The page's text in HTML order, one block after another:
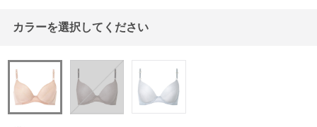
カラーを選択してください